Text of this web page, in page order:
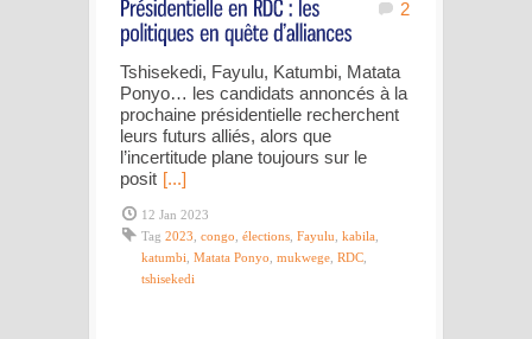
2
Tshisekedi, Fayulu, Katumbi, Matata
Ponyo… les candidats annoncés à la
prochaine présidentielle recherchent
leurs futurs alliés, alors que
l’incertitude plane toujours sur le
posit [...]
12 Jan 2023
Tag 2023 congo élections Fayulu kabila
katumbi Matata Ponyo mukwege RDC
tshisekedi